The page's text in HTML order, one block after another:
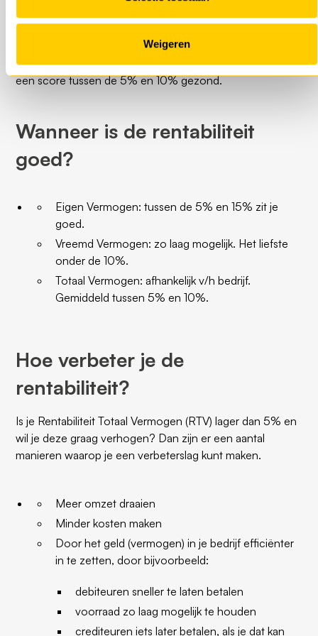
Weigeren
werkzaam? Ook de grootte en leeftijd is belangrijk. Een
jong bedrijf accepteren in de groeifase een lagere
rentabiliteit, terwijl de gerenommeerde bedrijven een
hoge rentabiliteit willen nastreven. Over het algemeen is
een score tussen de 5% en 10% gezond.
Wanneer is de rentabiliteit
goed?
Eigen Vermogen: tussen de 5% en 15% zit je
goed.
Vreemd Vermogen: zo laag mogelijk. Het liefste
onder de 10%.
Totaal Vermogen: afhankelijk v/h bedrijf.
Gemiddeld tussen 5% en 10%.
Hoe verbeter je de
rentabiliteit?
Is je Rentabiliteit Totaal Vermogen (RTV) lager dan 5% en
wil je deze graag verhogen? Dan zijn er een aantal
manieren waarop je een verbeterslag kunt maken.
Meer omzet draaien
Minder kosten maken
Door het geld (vermogen) in je bedrijf efficiënter
in te zetten, door bijvoorbeeld:
debiteuren sneller te laten betalen
voorraad zo laag mogelijk te houden
crediteuren iets later betalen, als je dat kan